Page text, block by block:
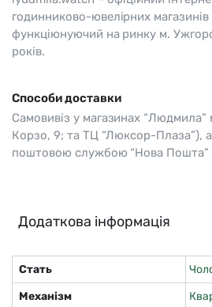
годинниково-ювелірних
функціюнуючий на ринку м.
років.
Способи доставки
Самовивіз у магазинах
Корзо, 9; та ТЦ “Люксор-Плаза”),
поштовою службою “Нова Пошта”
Додаткова інформація
Стать
Механізм